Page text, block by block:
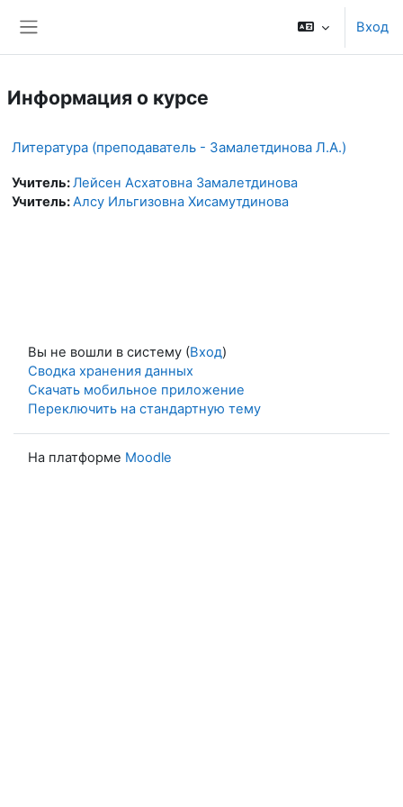
Вход
Информация о курсе
Литература (преподаватель - Замалетдинова Л.А.)
Учитель:Лейсен Асхатовна Замалетдинова
Учитель:Алсу Ильгизовна Хисамутдинова
Вы не вошли в систему (Вход)
Сводка хранения данных
Скачать мобильное приложение
Переключить на стандартную тему
На платформе Moodle